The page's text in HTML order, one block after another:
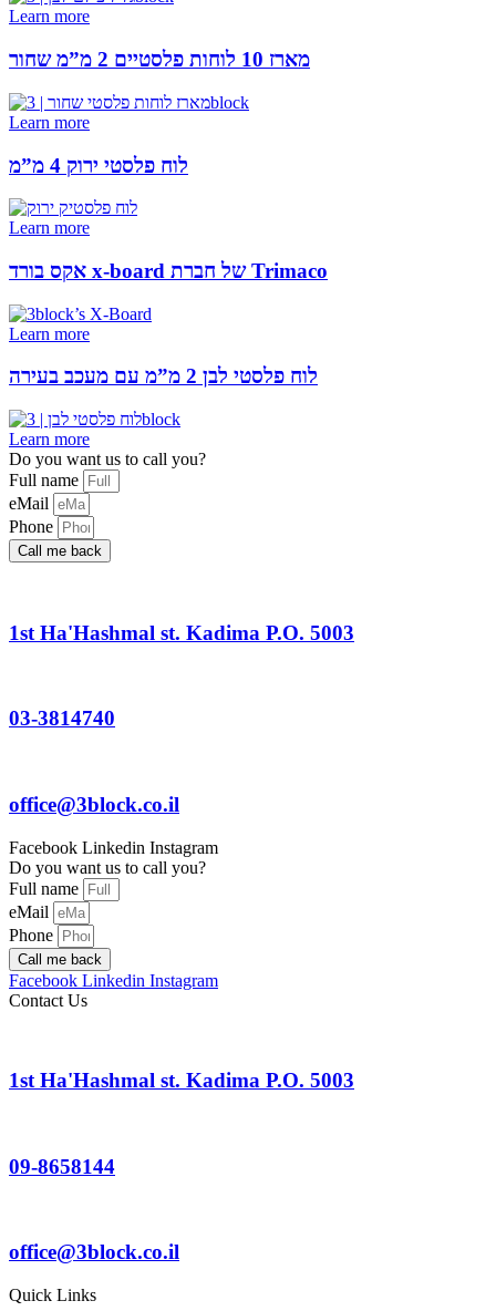
Learn more
מארז 10 לוחות פלסטיים 2 מ”מ שחור
Learn more
לוח פלסטי ירוק 4 מ”מ
Learn more
אקס בורד x-board של חברת Trimaco
Learn more
לוח פלסטי לבן 2 מ”מ עם מעכב בעירה
Learn more
Do you want us to call you?​
Full name
eMail
Phone
Call me back
1st Ha'Hashmal st. Kadima P.O. 5003
03-3814740
office@3block.co.il
Facebook Linkedin Instagram
Do you want us to call you?
Full name
eMail
Phone
Call me back
Facebook Linkedin Instagram
Contact Us
1st Ha'Hashmal st. Kadima P.O. 5003
09-8658144
office@3block.co.il
Quick Links